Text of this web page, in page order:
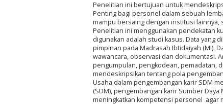
Penelitian ini bertujuan untuk
Penting bagi personel dalam sebuah
mampu bersaing dengan institusi
Penelitian ini menggunakan pendekatan
digunakan adalah studi kasus. Data yang
pimpinan pada Madrasah Ibtidaiyah (MI).
wawancara, observasi dan dokumentasi.
pengumpulan, pengkodean, pemadatan,
mendeskripsikan tentang pola
Usaha dalam pengembangan karir SDM
(SDM), pengembangan karir Sumber
meningkatkan kompetensi personel agar